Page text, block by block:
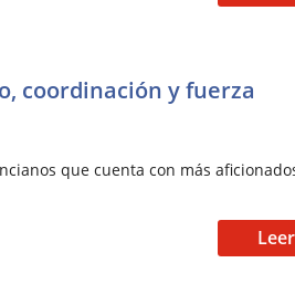
coordinación y fuerza
que cuenta con más